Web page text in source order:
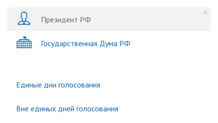
Президент РФ
Государственная Дума РФ
Единые дни голосования
Вне единых дней голосования